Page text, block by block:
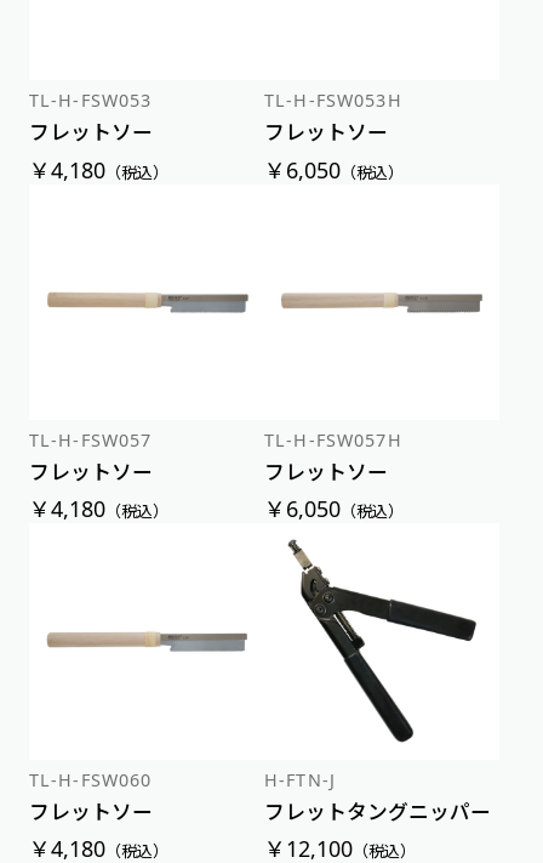
TL-H-FSW053
フレットソー
￥4,180（税込）
TL-H-FSW053H
フレットソー
￥6,050 （税込）
TL-H-FSW057
フレットソー
￥4,180（税込）
TL-H-FSW057H
フレットソー
￥6,050 （税込）
TL-H-FSW060
フレットソー
￥4,180（税込）
H-FTN-J
フレットタングニッパー
￥12,100 （税込）